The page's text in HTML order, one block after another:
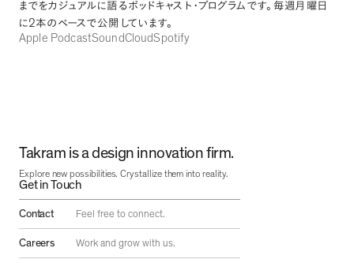
までをカジュアルに語るポッドキャスト・プログラムです。 毎週月曜日
に2本のペースで公開しています。
Apple PodcastSoundCloudSpotify
Takram is a design innovation firm.
Explore new possibilities. Crystallize them into reality.
Get in Touch
Contact Feel free to connect.
Careers Work and grow with us.